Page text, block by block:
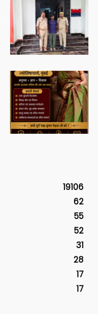
19106
62
55
52
31
28
17
17